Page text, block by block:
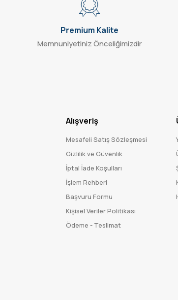
Premium Kalite
Memnuniyetiniz Önceliğimizdir
Alışveriş
Mesafeli Satış Sözleşmesi
Gizlilik ve Güvenlik
İptal İade Koşulları
İşlem Rehberi
Başvuru Formu
Kişisel Veriler Politikası
Ödeme - Teslimat